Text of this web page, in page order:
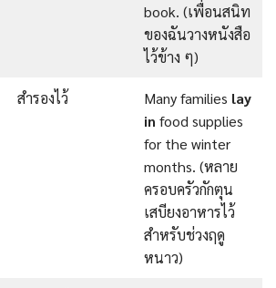
book. (เพื่อนสนิท
ของฉันวางหนังสือ
ไว้ข้าง ๆ)
สำรองไว้ Many families lay
in food supplies
for the winter
months. (หลาย
ครอบครัวกักตุน
เสบียงอาหารไว้
สำหรับช่วงฤดู
หนาว)